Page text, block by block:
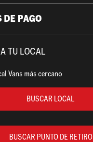
DE PAGO
TU LOCAL
Vans más cercano
BUSCAR LOCAL
BUSCAR PUNTO DE RETIRO